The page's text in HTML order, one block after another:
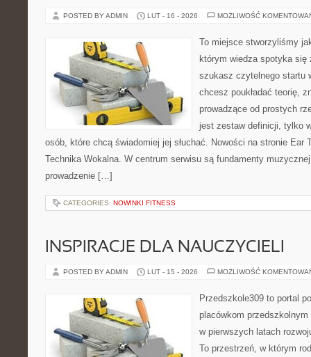
POSTED BY ADMIN LUT - 16 - 2026 MOŻLIWOŚĆ
To miejsce stworzyliśmy
którym wiedza spotyka
szukasz czytelnego startu
chcesz poukładać teorię,
prowadzące od prostych
jest zestaw definicji, tylko
osób, które chcą świadomiej jej słuchać. Nowości na stronie Ear
Technika Wokalna. W centrum serwisu są fundamenty
prowadzenie […]
CATEGORIES: NOWINKI FITNESS
INSPIRACJE DLA NAUCZYCIELI
POSTED BY ADMIN LUT - 15 - 2026 MOŻLIWOŚĆ
Przedszkole309 to portal
placówkom
w pierwszych latach
To przestrzeń, w którym